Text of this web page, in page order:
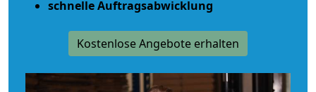
schnelle Auftragsabwicklung
Kostenlose Angebote erhalten